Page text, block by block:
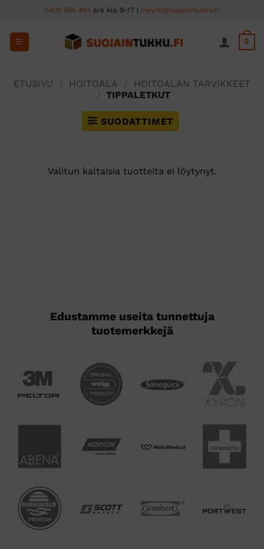
content
0400 600 484 ark klo 9-17 | myynti@suojaintukku.fi
0
ETUSIVU HOITOALA
HOITOALAN TARVIKKEET
TIPPALETKUT
SUODATTIMET
Valitun kaltaisia tuotteita ei löytynyt.
Edustamme useita tunnettuja
tuotemerkkejä